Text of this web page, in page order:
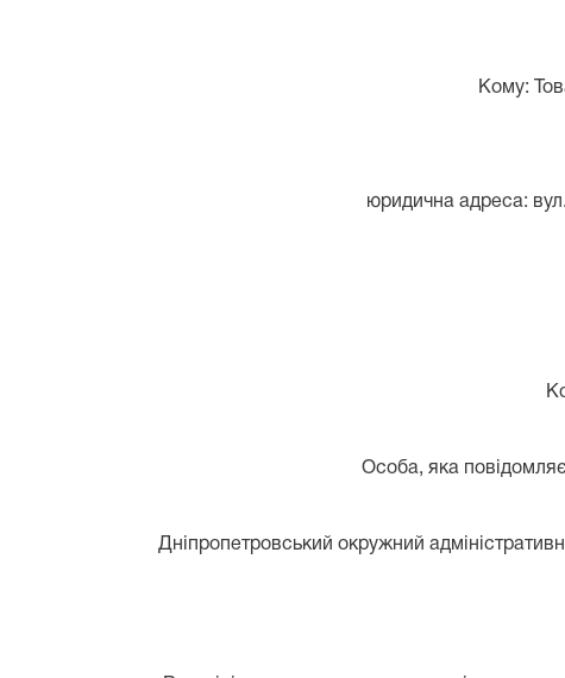
Кому:
юридична адреса:
Особа, яка
Дніпропетровський окружний